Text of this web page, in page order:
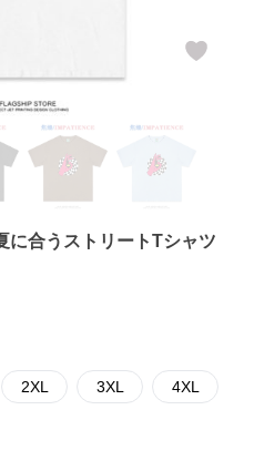
に合うストリートTシャツ
2XL 3XL 4XL